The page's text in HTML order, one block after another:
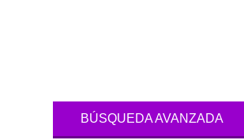
BÚSQUEDA AVANZADA